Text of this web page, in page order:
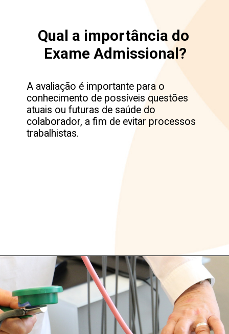
Qual a importância do
A avaliação é importante para o
conhecimento de possíveis questões
atuais ou futuras de saúde do
colaborador, a fim de evitar processos
trabalhistas.